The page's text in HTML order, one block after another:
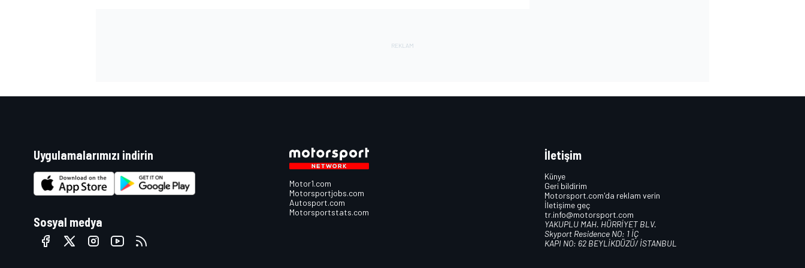
Uygulamalarımızı indirin
Sosyal medya
Motor1.com
Motorsportjobs.com
Autosport.com
Motorsportstats.com
İletişim
Künye
Geri bildirim
Motorsport.com'da reklam verin
İletişime geç
tr.info@motorsport.com
YAKUPLU MAH. HÜRRİYET BLV.
Skyport Residence NO: 1 İÇ
KAPI NO: 62 BEYLİKDÜZÜ/ İSTANBUL